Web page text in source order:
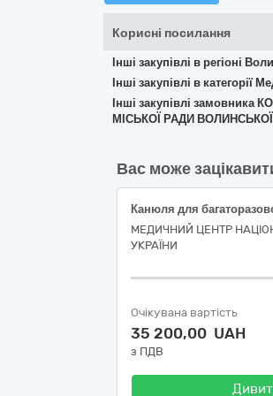
Корисні посилання
Інші закупівлі в регіоні
Інші закупівлі в
Інші закупівлі
МІСЬКОЇ РАДИ
Вас може
МЕДИЧНИЙ ЦЕНТР
УКРАЇНИ
Очікувана вартість
35 200,00 UAH
з ПДВ